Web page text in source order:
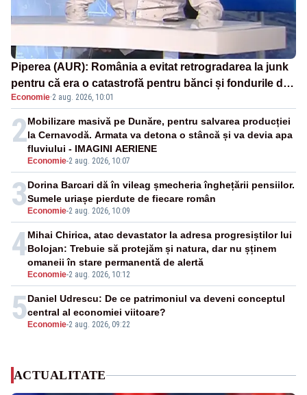
Piperea (AUR): România a evitat retrogradarea la junk
pentru că era o catastrofă pentru bănci și fondurile de
pensii
Economie·2 aug. 2026, 10:01
2
Economie-2 aug. 2026, 10:07
Mobilizare masivă pe Dunăre, pentru salvarea producției
la Cernavodă. Armata va detona o stâncă și va devia apa
fluviului - IMAGINI AERIENE
3 Economie-2 aug. 2026, 10:09
Dorina Barcari dă în vileag șmecheria înghețării pensiilor.
Sumele uriașe pierdute de fiecare român
4
Economie-2 aug. 2026, 10:12
Mihai Chirica, atac devastator la adresa progresiștilor lui
Bolojan: Trebuie să protejăm și natura, dar nu șținem
omaneii în stare permanentă de alertă
5 Economie-2 aug. 2026, 09:22
Daniel Udrescu: De ce patrimoniul va deveni conceptul
central al economiei viitoare?
ACTUALITATE